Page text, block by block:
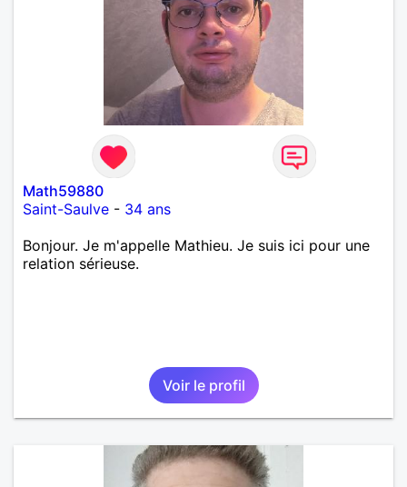
Math59880
Saint-Saulve - 34 ans
Bonjour. Je m'appelle Mathieu. Je suis ici pour une
relation sérieuse.
Voir le profil